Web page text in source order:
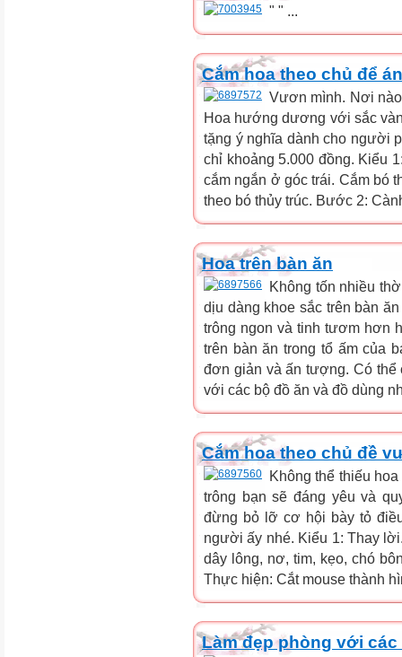
" " ...
Cắm hoa theo chủ để
Vươn mình. Nơi
Hoa hướng dương với sắc
tặng ý nghĩa dành cho người
chỉ khoảng 5.000 đồng. Kiểu
cắm ngắn ở góc trái. Cắm bó
theo bó thủy trúc. Bước 2:
Hoa trên bàn ăn
Không tốn nhiều
dịu dàng khoe sắc trên bàn
trông ngon và tinh tươm hơn
trên bàn ăn trong tổ ấm của
đơn giản và ấn tượng. Có thể
với các bộ đồ ăn và đồ dùng
Cắm hoa theo chủ đề
Không thể thiếu
trông bạn sẽ đáng yêu và
đừng bỏ lỡ cơ hội bày tỏ
người ấy nhé. Kiểu 1: Thay
dây lông, nơ, tim, kẹo, chó
Thực hiện: Cắt mouse thành
Làm đẹp phòng với